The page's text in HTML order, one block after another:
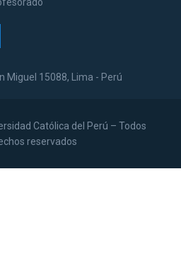
Miguel 15088, Lima - Perú
Católica del Perú – Todos
reservados